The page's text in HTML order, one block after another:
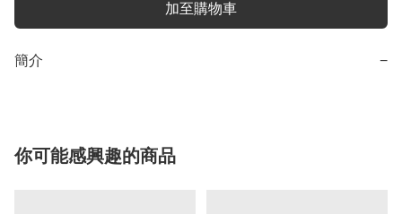
加至購物車
簡介 −
你可能感興趣的商品